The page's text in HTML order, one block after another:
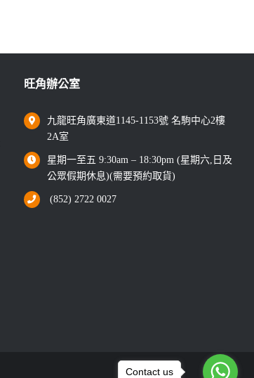
旺角辦公室
九龍旺角廣東道1145-1153號 名駒中心2樓
2A室
星期一至五 9:30am – 18:30pm (星期六,日及
公眾假期休息)(需要預約取貨)
(852) 2722 0027
Contact us